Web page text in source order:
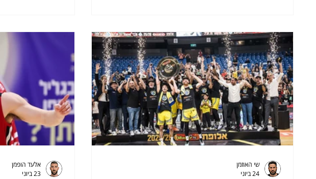
שי האוזמן
24 ביוני
אלעד הופמן
23 ביוני